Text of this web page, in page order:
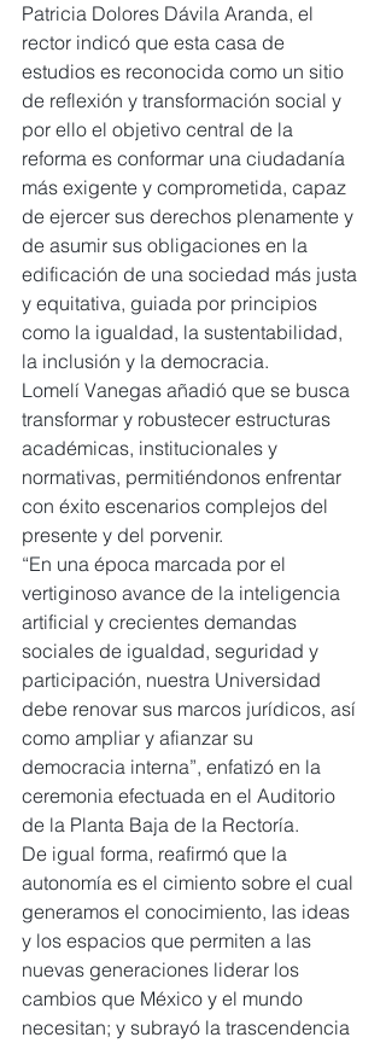
Patricia Dolores Dávila Aranda, el
rector indicó que esta casa de
estudios es reconocida como un sitio
de reflexión y transformación social y
por ello el objetivo central de la
reforma es conformar una ciudadanía
más exigente y comprometida, capaz
de ejercer sus derechos plenamente y
de asumir sus obligaciones en la
edificación de una sociedad más justa
y equitativa, guiada por principios
como la igualdad, la sustentabilidad,
la inclusión y la democracia.
Lomelí Vanegas añadió que se busca
transformar y robustecer estructuras
académicas, institucionales y
normativas, permitiéndonos enfrentar
con éxito escenarios complejos del
presente y del porvenir.
“En una época marcada por el
vertiginoso avance de la inteligencia
artificial y crecientes demandas
sociales de igualdad, seguridad y
participación, nuestra Universidad
debe renovar sus marcos jurídicos, así
como ampliar y afianzar su
democracia interna”, enfatizó en la
ceremonia efectuada en el Auditorio
de la Planta Baja de la Rectoría.
De igual forma, reafirmó que la
autonomía es el cimiento sobre el cual
generamos el conocimiento, las ideas
y los espacios que permiten a las
nuevas generaciones liderar los
cambios que México y el mundo
necesitan; y subrayó la trascendencia